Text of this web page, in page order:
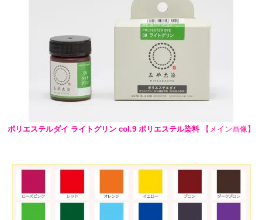
ポリエステルダイ ライトグリン col.9 ポリエステル染料【メイン画像】